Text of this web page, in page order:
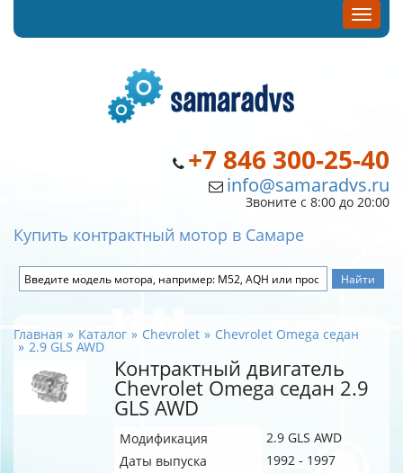
+7 846 300-25-40
info@samaradvs.ru
Звоните с 8:00 до 20:00
Купить контрактный мотор в Самаре
Главная Каталог Chevrolet Chevrolet Omega седан
2.9 GLS AWD
Контрактный двигатель
Chevrolet Omega седан 2.9
GLS AWD
Модификация
2.9 GLS AWD
Даты выпуска
1992 - 1997